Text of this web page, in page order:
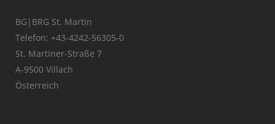
BG|BRG St. Martin
Telefon: +43-4242-56305-0
St. Martiner-Straße 7
A-9500 Villach
Österreich